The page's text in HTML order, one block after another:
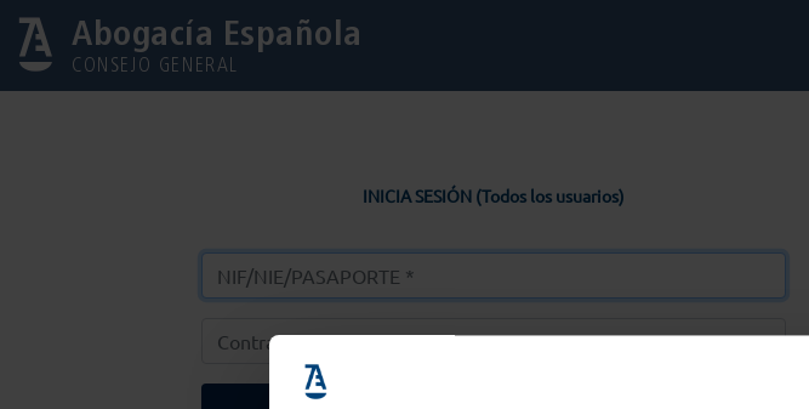
Abogacía Española
CONSEJO GENERAL
INICIA SESIÓN (Todos los usuarios)